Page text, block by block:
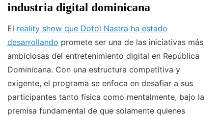
industria digital dominicana
El reality show que Dotol Nastra ha estado
desarrollando promete ser una de las iniciativas más
ambiciosas del entretenimiento digital en República
Dominicana. Con una estructura competitiva y
exigente, el programa se enfoca en desafiar a sus
participantes tanto física como mentalmente, bajo la
premisa fundamental de que solamente quienes